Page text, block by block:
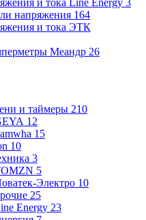
и тока Line Energy 3
напряжения 164
и тока ЭТК
Меандр 26
и таймеры 210
12
15
10
3
5
Электро 10
25
Energy 23